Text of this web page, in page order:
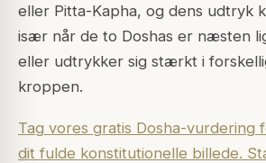
eller Pitta-Kapha, og dens udtryk
især når de to Doshas er næsten
eller udtrykker sig stærkt i
kroppen.
Tag vores gratis Dosha-vurdering
dit fulde konstitutionelle billede.